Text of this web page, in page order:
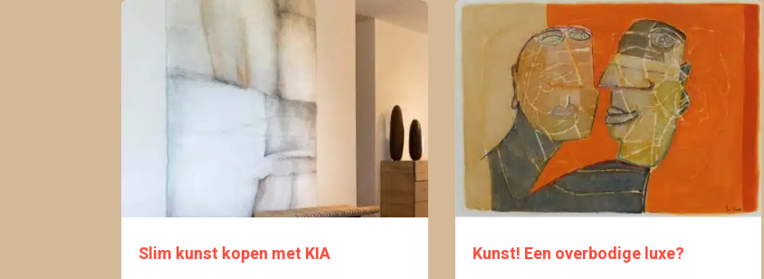
Slim kunst kopen met KIA Kunst! Een overbodige luxe?